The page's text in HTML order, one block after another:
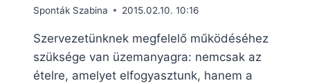
Sponták Szabina 2015.02.10. 10:16
Szervezetünknek megfelelő működéséhez
szüksége van üzemanyagra: nemcsak az
ételre, amelyet elfogyasztunk, hanem a